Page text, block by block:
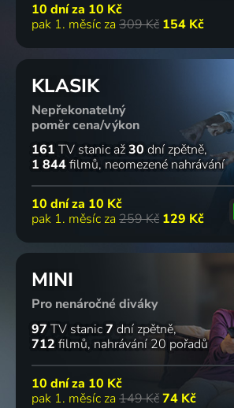
10 dní za 10 Kč
pak 1. měsíc za 309 Kč 154 Kč
KLASIK
Nepřekonatelný
poměr cena/výkon
161 TV stanic až30 dní zpětně
1 844filmů neomezené nahrávání
10 dní za 10 Kč
pak 1. měsíc za 259 Kč 129 Kč
MINI
Pro nenáročné diváky
97 TV stanic7 dní zpětně
712 filmů nahrávání 20 pořadů
10 dní za 10 Kč
pak 1. měsíc za 149 Kč74 Kč